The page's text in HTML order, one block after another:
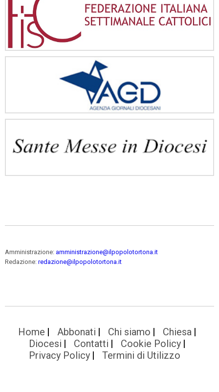
Amministrazione: amministrazione@ilpopolotortona.it
Redazione: redazione@ilpopolotortona.it
Home Abbonati Chi siamo
Chiesa
Diocesi
Contatti
Cookie Policy
Privacy Policy
Termini di Utilizzo